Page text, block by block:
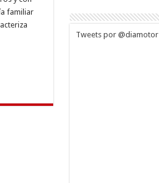
familiar
Tweets por @diamotor